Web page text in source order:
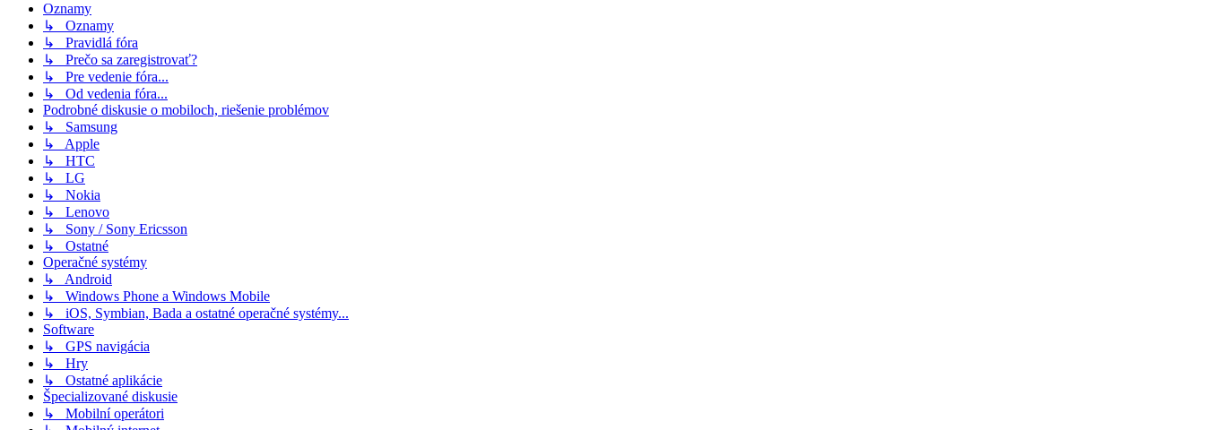
Oznamy
↳ Oznamy
↳ Pravidlá fóra
↳ Prečo sa zaregistrovať?
↳ Pre vedenie fóra...
↳ Od vedenia fóra...
Podrobné diskusie o mobiloch, riešenie problémov
↳ Samsung
↳ Apple
↳ HTC
↳ LG
↳ Nokia
↳ Lenovo
↳ Sony / Sony Ericsson
↳ Ostatné
Operačné systémy
↳ Android
↳ Windows Phone a Windows Mobile
↳ iOS, Symbian, Bada a ostatné operačné systémy...
Software
↳ GPS navigácia
↳ Hry
↳ Ostatné aplikácie
Špecializované diskusie
↳ Mobilní operátori